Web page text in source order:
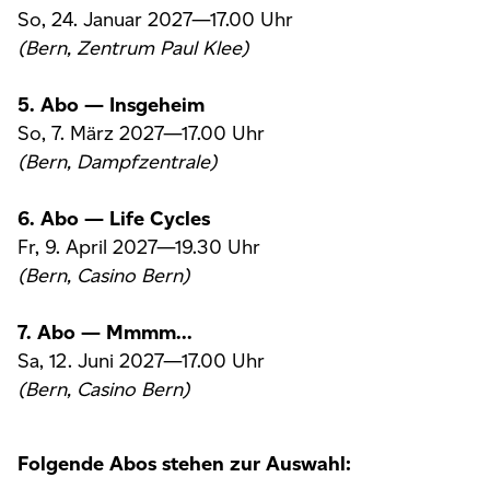
So, 24. Januar 2027—17.00 Uhr
(Bern, Zentrum Paul Klee)
5. Abo — Insgeheim
So, 7. März 2027—17.00 Uhr
(Bern, Dampfzentrale)
6. Abo — Life Cycles
Fr, 9. April 2027—19.30 Uhr
(Bern, Casino Bern)
7. Abo — Mmmm...
Sa, 12. Juni 2027—17.00 Uhr
(Bern, Casino Bern)
Folgende Abos stehen zur Auswahl: